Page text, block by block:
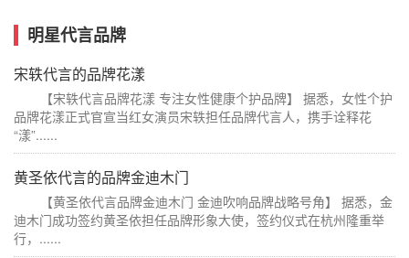
明星代言品牌
宋轶代言的品牌花漾
【宋轶代言品牌花漾 专注女性健康个护品牌】 据悉，女性个护
品牌花漾正式官宣当红女演员宋轶担任品牌代言人，携手诠释花
“漾”......
黄圣依代言的品牌金迪木门
【黄圣依代言品牌金迪木门 金迪吹响品牌战略号角】 据悉，金
迪木门成功签约黄圣依担任品牌形象大使，签约仪式在杭州隆重举
行，......